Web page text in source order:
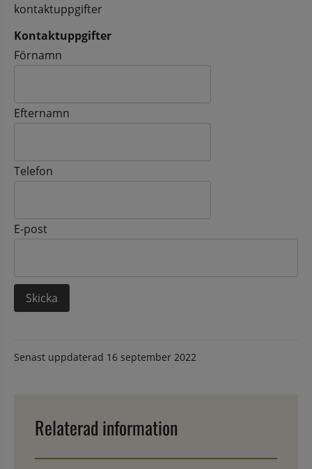
kontaktuppgifter
Kontaktuppgifter
Kontaktuppgifter
Förnamn
Efternamn
Telefon
E-post
Senast uppdaterad 16 september 2022
Relaterad information